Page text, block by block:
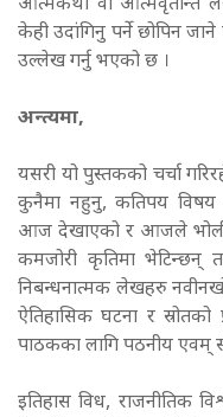
आत्मकथा वा आत्मवृतान्त
केही उदांगिनु पर्ने छोपिन
उल्लेख गर्नु भएको छ ।
अन्त्यमा,
यसरी यो पुस्तकको चर्चा
कुनैमा नहुनु, कतिपय विषय
आज देखाएको र आजले भोली
कमजोरी कृतिमा भेटिन्छन्
निबन्धनात्मक लेखहरु
ऐतिहासिक घटना र
पाठकका लागि पठनीय एवम्
इतिहास विध, राजनीतिक